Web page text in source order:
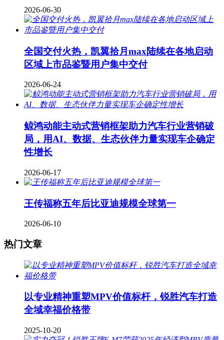
2026-06-30
全国交付火热，凯翼拾月max陆续在各地启动
区域上市品鉴暨用户集中交付
2026-06-24
鲸鸿动能主动式营销框架助力汽车行业营销破
局，用AI、数据、生态伙伴力量实现车企确定
性增长
2026-06-17
王传福称五年后比亚迪规模全球第一
2026-06-10
热门文章
以专业精神重塑MPV价值标杆，锐胜汽车打造
全域幸福价格带
2025-10-20